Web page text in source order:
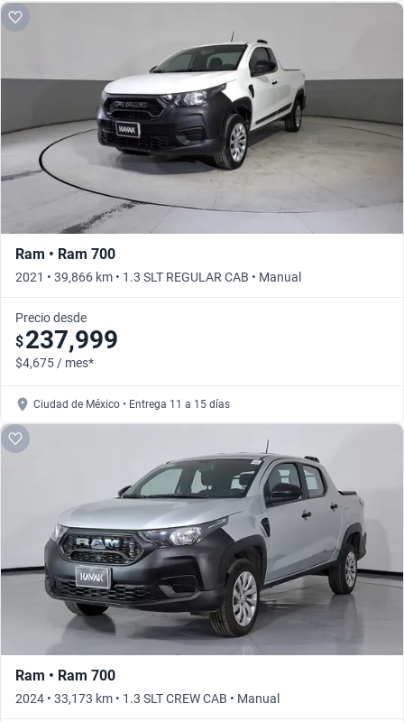
Ram • Ram 700
2021 • 39,866 km • 1.3 SLT REGULAR CAB • Manual
Precio desde
$237,999
$4,675 / mes*
Ciudad de México • Entrega 11 a 15 días
Ram • Ram 700
2024 • 33,173 km • 1.3 SLT CREW CAB • Manual